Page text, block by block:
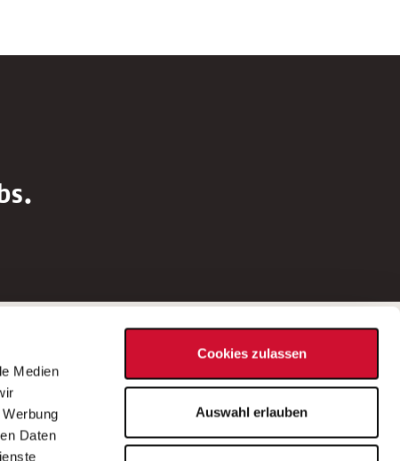
Medien
Daten
Cookies zulassen
Auswahl erlauben
Bei Fragen zu einer Stellenausschreibung
wenden Sie sich bitte an die*den in der
Stellenausschreibung genannte*n